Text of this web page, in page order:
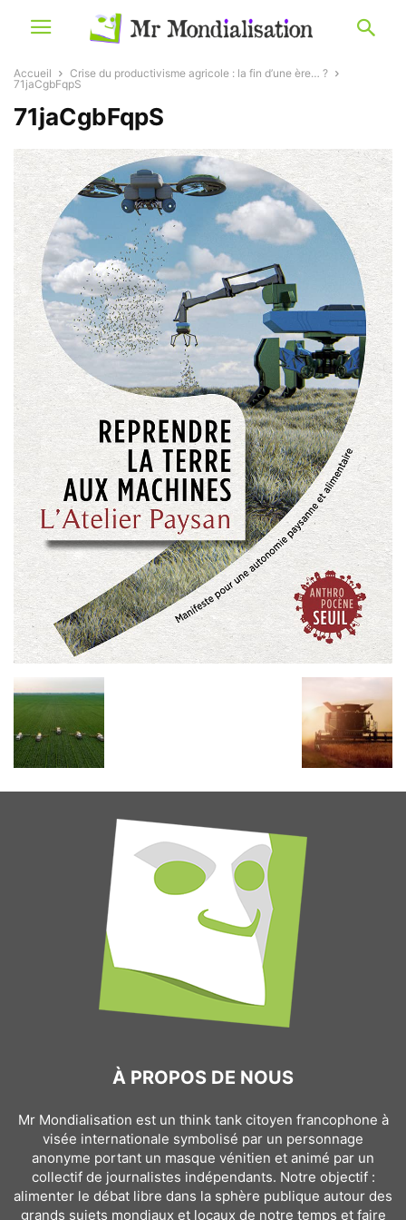
Accueil
Crise du productivisme agricole : la fin d’une ère… ?
71jaCgbFqpS
71jaCgbFqpS
À PROPOS DE NOUS
Mr Mondialisation est un think tank citoyen francophone à
visée internationale symbolisé par un personnage
anonyme portant un masque vénitien et animé par un
collectif de journalistes indépendants. Notre objectif :
alimenter le débat libre dans la sphère publique autour des
grands sujets mondiaux et locaux de notre temps et faire